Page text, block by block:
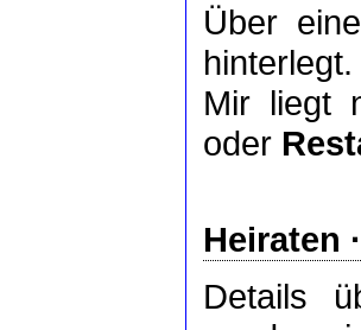
Über
hinterlegt.
Mir liegt
oder
Heiraten
Details